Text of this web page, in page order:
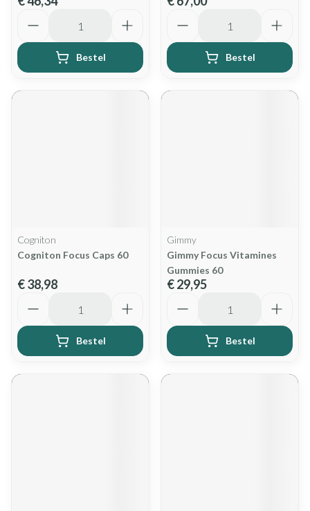
Bestel Bestel
Cogniton
Cogniton Focus Caps 60
€ 38,98
Bestel
Gimmy
Gimmy Focus Vitamines
Gummies 60
€ 29,95
Bestel